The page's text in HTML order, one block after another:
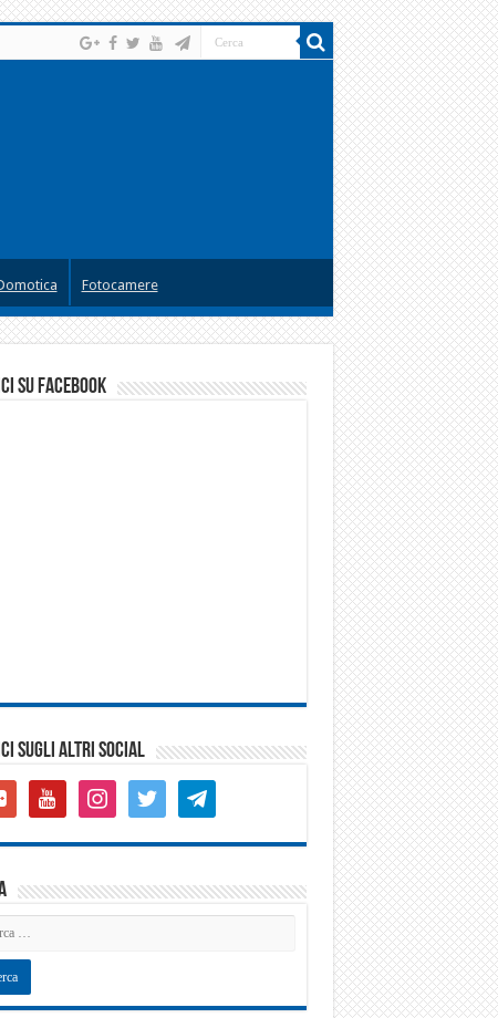
Fotocamere
su facebook
SUGLI ALTRI SOCIAL
youtube instagramtwitter telegram